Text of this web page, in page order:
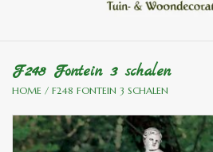
Tiffany lampen
Tuindecoraties
F248 Fontein 3 schalen
HOME / F248 FONTEIN 3 SCHALEN